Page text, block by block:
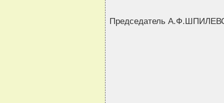
Председатель